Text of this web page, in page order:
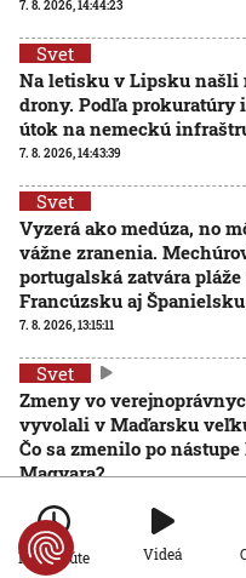
7. 8. 2026, 14:44:23
Svet
Na letisku v Lipsku našli
drony. Podľa prokuratúry
útok na nemeckú
7. 8. 2026, 14:43:39
Svet
Vyzerá ako medúza, no
vážne zranenia.
portugalská zatvára pláže
Francúzsku aj Španielsku
7. 8. 2026, 13:15:11
Svet
Zmeny vo
vyvolali v Maďarsku
Čo sa zmenilo po nástupe
Magyara?
Svet
Bizarný recept na
Po minúte Videá